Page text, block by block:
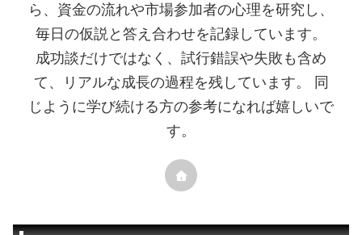
ら、資金の流れや市場参加者の心理を研究し、
毎日の仮説と答え合わせを記録しています。
成功談だけではなく、試行錯誤や失敗も含め
て、リアルな成長の過程を残しています。 同
じように学び続ける方の参考になれば嬉しいで
す。